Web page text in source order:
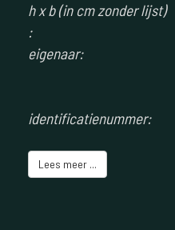
h x b (in cm zonder lijst)
:
eigenaar:
identificatienummer:
Lees meer ...